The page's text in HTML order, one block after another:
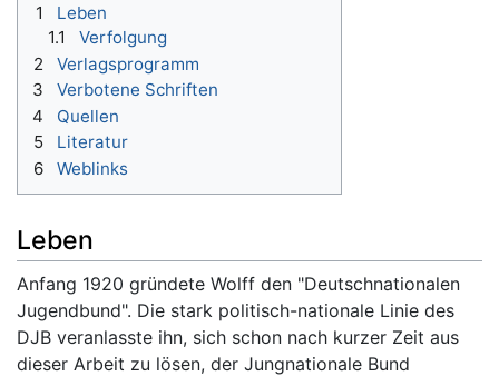
1
Leben
1.1
Verfolgung
2
Verlagsprogramm
3
Verbotene Schriften
4
Quellen
5
Literatur
6
Weblinks
Leben
Anfang 1920 gründete Wolff den "Deutschnationalen
Jugendbund". Die stark politisch-nationale Linie des
DJB veranlasste ihn, sich schon nach kurzer Zeit aus
dieser Arbeit zu lösen, der Jungnationale Bund